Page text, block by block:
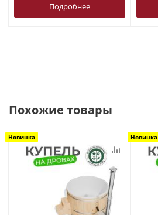
Подробнее
Похожие товары
Новинка Новинка